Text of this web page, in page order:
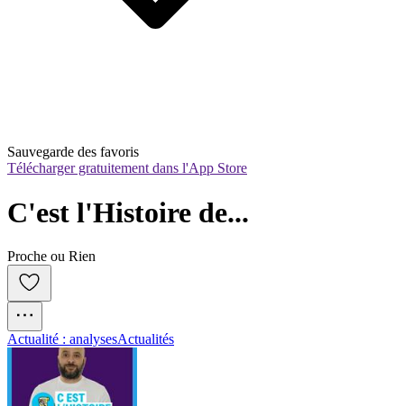
Sauvegarde des favoris
Télécharger gratuitement dans l'App Store
C'est l'Histoire de...
Proche ou Rien
Actualité : analysesActualités